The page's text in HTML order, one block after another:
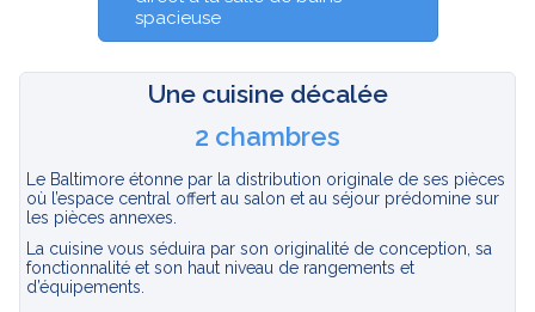
spacieuse
Une cuisine décalée
2 chambres
Le Baltimore étonne par la distribution originale de ses pièces
où l’espace central offert au salon et au séjour prédomine sur
les pièces annexes.
La cuisine vous séduira par son originalité de conception, sa
fonctionnalité et son haut niveau de rangements et
d’équipements.